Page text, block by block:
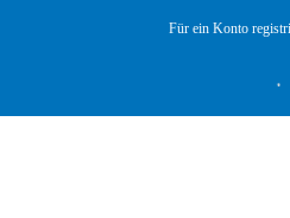
Für ein Konto